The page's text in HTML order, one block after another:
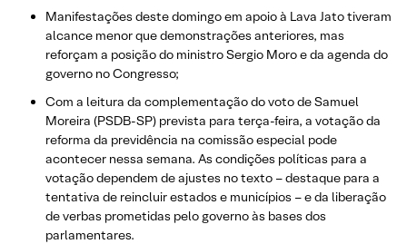
Manifestações deste domingo em apoio à Lava Jato tiveram
alcance menor que demonstrações anteriores, mas
reforçam a posição do ministro Sergio Moro e da agenda do
governo no Congresso;
Com a leitura da complementação do voto de Samuel
Moreira (PSDB-SP) prevista para terça-feira, a votação da
reforma da previdência na comissão especial pode
acontecer nessa semana. As condições políticas para a
votação dependem de ajustes no texto – destaque para a
tentativa de reincluir estados e municípios – e da liberação
de verbas prometidas pelo governo às bases dos
parlamentares.